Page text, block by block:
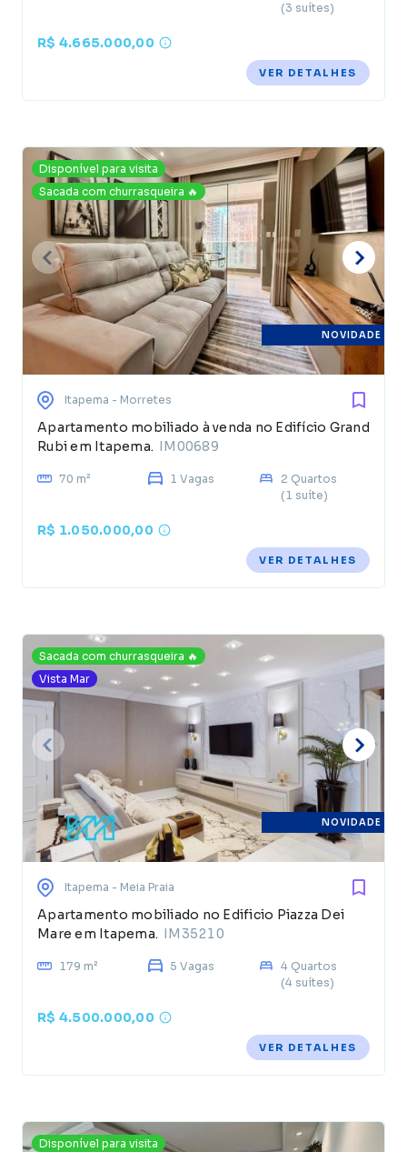
(3 suítes)
R$ 4.665.000,00
VER DETALHES
Disponível para visita
Sacada com churrasqueira 🔥
NOVIDADE
Itapema - Morretes
Apartamento mobiliado à venda no Edifício Grand
Rubi em Itapema. IM00689
70 m² 1 Vagas
2 Quartos
(1 suíte)
R$ 1.050.000,00
VER DETALHES
Sacada com churrasqueira 🔥
Vista Mar
NOVIDADE
Itapema - Meia Praia
Apartamento mobiliado no Edificio Piazza Dei
Mare em Itapema. IM35210
179 m² 5 Vagas
4 Quartos
(4 suítes)
R$ 4.500.000,00
VER DETALHES
Disponível para visita